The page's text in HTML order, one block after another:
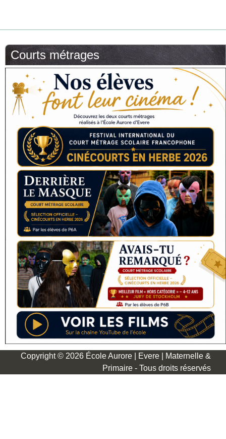
Courts métrages
Copyright © 2026 École Aurore | Evere | Maternelle &
Primaire - Tous droits réservés